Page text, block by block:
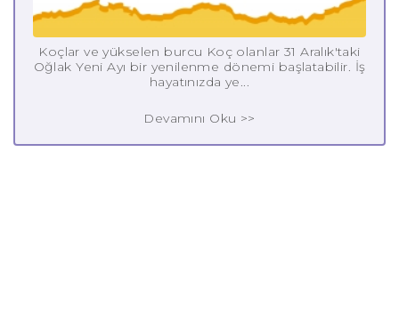
Koçlar ve yükselen burcu Koç olanlar 31 Aralık'taki
Oğlak Yeni Ayı bir yenilenme dönemi başlatabilir. İş
hayatınızda ye...
Devamını Oku >>